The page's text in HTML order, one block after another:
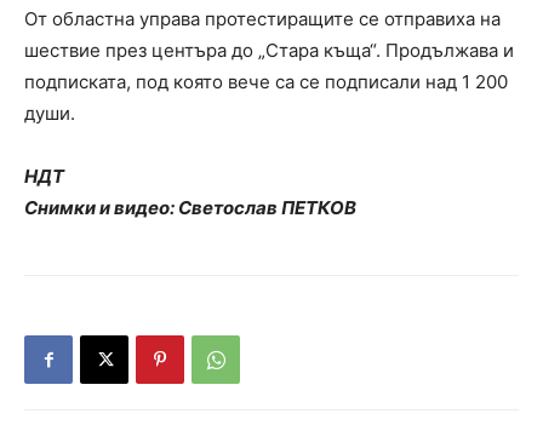
От областна управа протестиращите се отправиха на
шествие през центъра до „Стара къща“. Продължава и
подписката, под която вече са се подписали над 1 200
души.
НДТ
Снимки и видео: Светослав ПЕТКОВ